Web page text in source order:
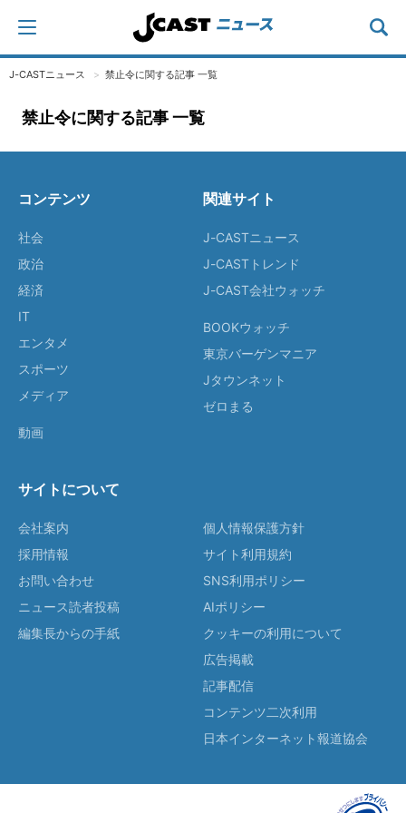
J-CASTニュース 禁止令に関する記事 一覧
禁止令に関する記事 一覧
コンテンツ
社会
政治
経済
IT
エンタメ
スポーツ
メディア
動画
関連サイト
J-CASTニュース
J-CASTトレンド
J-CAST会社ウォッチ
BOOKウォッチ
東京バーゲンマニア
Jタウンネット
ゼロまる
サイトについて
会社案内
採用情報
お問い合わせ
ニュース読者投稿
編集長からの手紙
個人情報保護方針
サイト利用規約
SNS利用ポリシー
AIポリシー
クッキーの利用について
広告掲載
記事配信
コンテンツ二次利用
日本インターネット報道協会